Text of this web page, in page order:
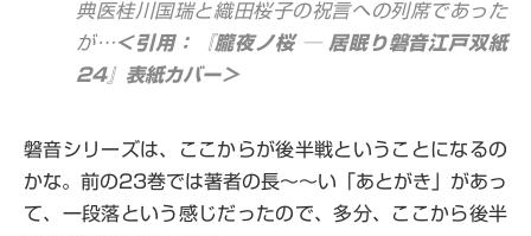
典医桂川国瑞と織田桜子の祝言への列席であった
が…＜引用：『朧夜ノ桜 ─ 居眠り磐音江戸双紙
24』表紙カバー＞
磐音シリーズは、ここからが後半戦ということになるの
かな。前の23巻では著者の長～～い「あとがき」があっ
て、一段落という感じだったので、多分、ここから後半